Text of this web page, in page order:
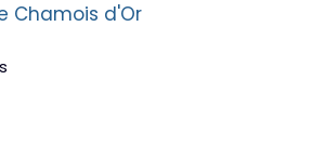
Chamois d'Or